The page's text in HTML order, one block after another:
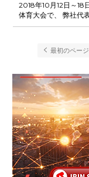
2018年10月12日～18
体育大会で、 弊社代
最初のページ